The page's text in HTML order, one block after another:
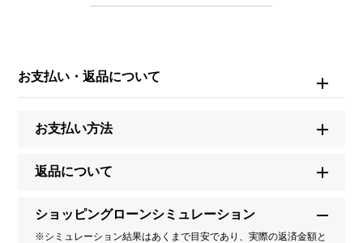
ユキザキセレクトジュエリー
テニス
タイプ
ブレスレット
お支払い・返品について
お支払い方法
返品について
ショッピングローンシミュレーション
※シミュレーション結果はあくまで目安であり、実際の返済金額と